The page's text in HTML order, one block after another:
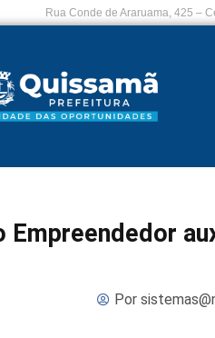
Rua Conde de Araruama, 425 –
Empreendedor
Por